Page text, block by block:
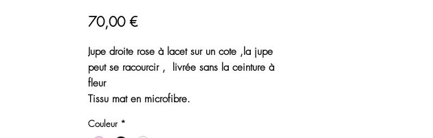
70,00 €Prix
Jupe droite rose à lacet sur un cote ,la jupe
peut se racourcir , livrée sans la ceinture à
fleur
Tissu mat en microfibre.
Vendu sans le deux piece et sans la
Couleur *